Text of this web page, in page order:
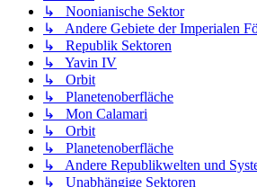
↳ Noonianische Sektor
↳ Andere Gebiete der Imperialen
↳ Republik Sektoren
↳ Yavin IV
↳ Orbit
↳ Planetenoberfläche
↳ Mon Calamari
↳ Orbit
↳ Planetenoberfläche
↳ Andere Republikwelten und
↳ Unabhängige Sektoren